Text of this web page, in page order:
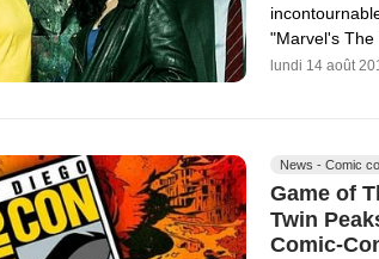
"Marvel's
lundi 14 août
News - Comic
Game of
Twin
Comic-